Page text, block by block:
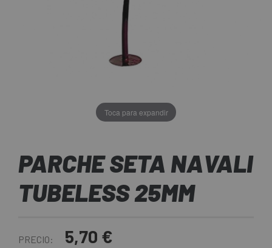
Toca para expandir
PARCHE SETA NAVALI
TUBELESS 25MM
PRECIO: 5,70 €